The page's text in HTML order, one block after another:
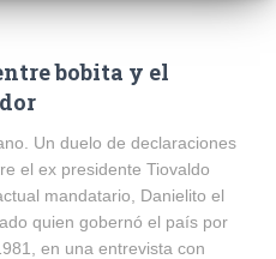
bobita y el
Un duelo de declaraciones
el ex presidente Tiovaldo
mandatario, Danielito el
quien gobernó el país por
en una entrevista con